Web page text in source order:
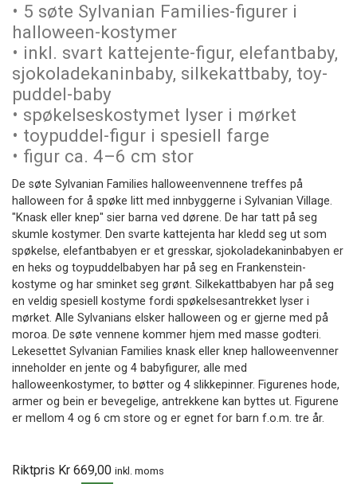
• 5 søte Sylvanian Families-figurer i
halloween-kostymer
• inkl. svart kattejente-figur, elefantbaby,
sjokoladekaninbaby, silkekattbaby, toy-
puddel-baby
• spøkelseskostymet lyser i mørket
• toypuddel-figur i spesiell farge
• figur ca. 4–6 cm stor
De søte Sylvanian Families halloweenvennene treffes på
halloween for å spøke litt med innbyggerne i Sylvanian Village.
"Knask eller knep" sier barna ved dørene. De har tatt på seg
skumle kostymer. Den svarte kattejenta har kledd seg ut som
spøkelse, elefantbabyen er et gresskar, sjokoladekaninbabyen er
en heks og toypuddelbabyen har på seg en Frankenstein-
kostyme og har sminket seg grønt. Silkekattbabyen har på seg
en veldig spesiell kostyme fordi spøkelsesantrekket lyser i
mørket. Alle Sylvanians elsker halloween og er gjerne med på
moroa. De søte vennene kommer hjem med masse godteri.
Lekesettet Sylvanian Families knask eller knep halloweenvenner
inneholder en jente og 4 babyfigurer, alle med
halloweenkostymer, to bøtter og 4 slikkepinner. Figurenes hode,
armer og bein er bevegelige, antrekkene kan byttes ut. Figurene
er mellom 4 og 6 cm store og er egnet for barn f.o.m. tre år.
Riktpris Kr 669,00 inkl. moms